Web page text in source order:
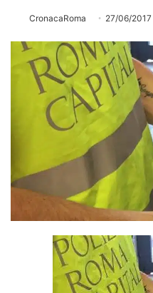
CronacaRoma 27/06/2017